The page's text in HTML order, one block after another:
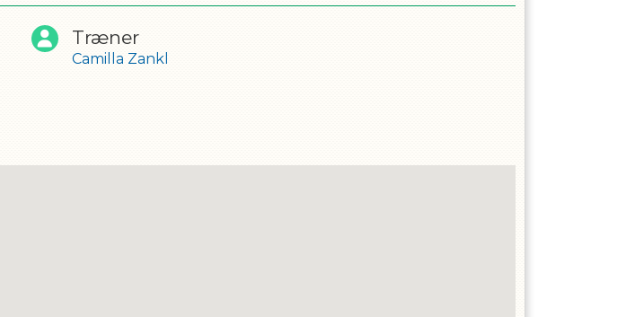
gas!
af hop! 💚
Træner
Camilla Zankl